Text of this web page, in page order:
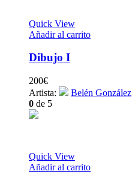
Quick View
Añadir al carrito
Dibujo I
200€
Artista:
Belén González
0 de 5
Quick View
Añadir al carrito